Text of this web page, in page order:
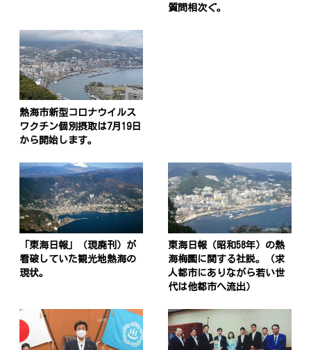
質問相次ぐ。
熱海市新型コロナウイルス
ワクチン個別摂取は7月19日
から開始します。
「東海日報」（現廃刊）が
看破していた観光地熱海の
現状。
東海日報（昭和58年）の熱
海梅園に関する社説。（求
人都市にありながら若い世
代は他都市へ流出）